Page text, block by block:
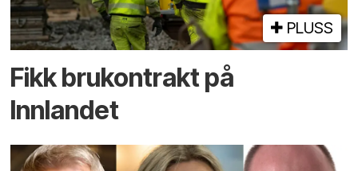
PLUSS
Fikk brukontrakt på
Innlandet